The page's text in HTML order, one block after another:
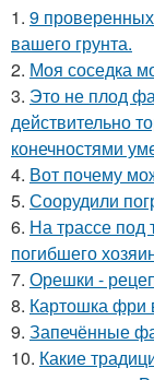
1. 9
вашего грунта.
2. Моя соседка
3. Это не плод
действительно
конечностями
4. Вот почему
5. Соорудили
6. На трассе под
погибшего
7. Орешки -
8. Картошка фри
9. Запечённые
10. Какие